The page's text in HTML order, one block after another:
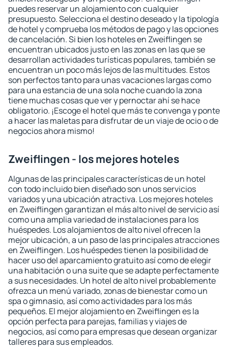
puedes reservar un alojamiento con cualquier
presupuesto. Selecciona el destino deseado y la tipología
de hotel y comprueba los métodos de pago y las opciones
de cancelación. Si bien los hoteles en Zweiflingen se
encuentran ubicados justo en las zonas en las que se
desarrollan actividades turísticas populares, también se
encuentran un poco más lejos de las multitudes. Estos
son perfectos tanto para unas vacaciones largas como
para una estancia de una sola noche cuando la zona
tiene muchas cosas que ver y pernoctar ahí se hace
obligatorio. ¡Escoge el hotel que más te convenga y ponte
a hacer las maletas para disfrutar de un viaje de ocio o de
negocios ahora mismo!
Zweiflingen - los mejores hoteles
Algunas de las principales características de un hotel
con todo incluido bien diseñado son unos servicios
variados y una ubicación atractiva. Los mejores hoteles
en Zweiflingen garantizan el más alto nivel de servicio así
como una amplia variedad de instalaciones para los
huéspedes. Los alojamientos de alto nivel ofrecen la
mejor ubicación, a un paso de las principales atracciones
en Zweiflingen. Los huéspedes tienen la posibilidad de
hacer uso del aparcamiento gratuito así como de elegir
una habitación o una suite que se adapte perfectamente
a sus necesidades. Un hotel de alto nivel probablemente
ofrezca un menú variado, zonas de bienestar como un
spa o gimnasio, así como actividades para los más
pequeños. El mejor alojamiento en Zweiflingen es la
opción perfecta para parejas, familias y viajes de
negocios, así como para empresas que desean organizar
talleres para sus empleados.